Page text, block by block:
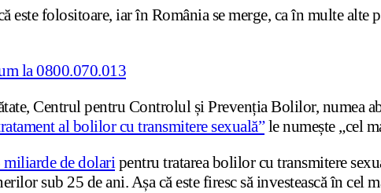
este folositoare, iar în România se merge, ca în multe alte
Centrul pentru Controlul și Prevenția Bolilor, numea
al bolilor cu transmitere sexuală”le numește „cel
miliarde de dolaripentru tratarea bolilor cu transmitere
sub 25 de ani. Așa că este firesc să investească în cel